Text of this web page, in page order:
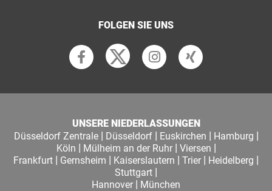
FOLGEN SIE UNS
UNSERE NIEDERLASSUNGEN
Düsseldorf Zentrale| Düsseldorf| Euskirchen | Hamburg |
Köln | Mülheim an der Ruhr| Viersen |
Frankfurt | Gernsheim | Kaiserslautern | Trier | Heidelberg |
Stuttgart |
Hannover | München